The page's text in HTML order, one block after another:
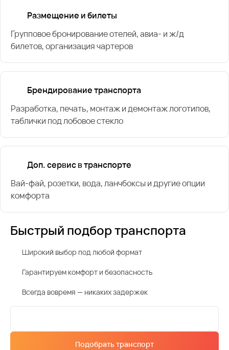
Размещение и билеты
Групповое бронирование отелей, авиа- и ж/д
билетов, организация чартеров
Брендирование транспорта
Разработка, печать, монтаж и демонтаж логотипов,
таблички под лобовое стекло
Доп. сервис в транспорте
Вай-фай, розетки, вода, ланчбоксы и другие опции
комфорта
Быстрый подбор транспорта
Широкий выбор под любой формат
Гарантируем комфорт и безопасность
Всегда вовремя — никаких задержек
Подобрать транспорт